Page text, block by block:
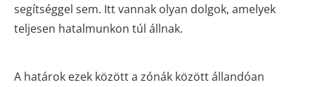
segítséggel sem. Itt vannak olyan dolgok, amelyek
teljesen hatalmunkon túl állnak.
A határok ezek között a zónák között állandóan